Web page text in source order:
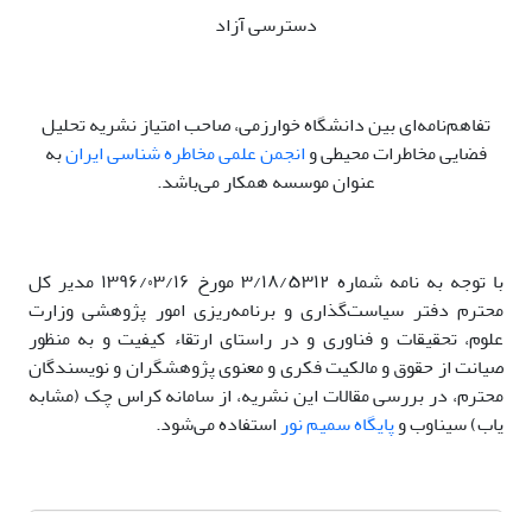
دسترسی آزاد
تفاهم‌نامه‌ای بین دانشگاه خوارزمی، صاحب امتیاز نشریه تحلیل
فضایی مخاطرات محیطی وانجمن علمی مخاطره شناسی ایرانبه
عنوان موسسه همکار می‌باشد.
با توجه به نامه شماره ۳/۱۸/۵۳۱۲ مورخ ۱۳۹۶/۰۳/۱۶ مدیر کل
محترم دفتر سیاست‌گذاری و برنامه‌ریزی امور پژوهشی وزارت
علوم، تحقیقات و فناوری و در راستای ارتقاء کیفیت و به منظور
صیانت از حقوق و مالکیت فکری و معنوی پژوهشگران و نویسندگان
محترم، در بررسی مقالات این نشریه، از سامانه کراس چک (مشابه
یاب) سیناوب وپایگاه سمیم نور استفاده می‌شود.